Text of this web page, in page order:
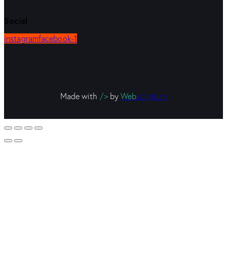
Social
instagramfacebook-1
Made with />byWebscriptum